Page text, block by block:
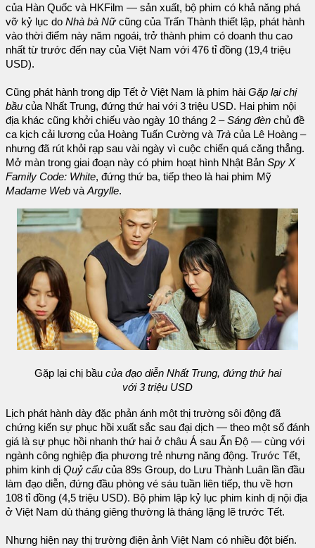
của Hàn Quốc và HKFilm — sản xuất, bộ phim có khả năng phá
vỡ kỷ lục do Nhà bà Nữcũng của Trấn Thành thiết lập, phát hành
vào thời điểm này năm ngoái, trở thành phim có doanh thu cao
nhất từ trước đến nay của Việt Nam với 476 tỉ đồng (19,4 triệu
USD).
Cũng phát hành trong dịp Tết ở Việt Nam là phim hài Gặp lại chị
bầu của Nhất Trung, đứng thứ hai với 3 triệu USD. Hai phim nội
địa khác cũng khởi chiếu vào ngày 10 tháng 2 –Sáng đèn chủ đề
ca kịch cải lương của Hoàng Tuấn Cường và Trà của Lê Hoàng –
nhưng đã rút khỏi rạp sau vài ngày vì cuộc chiến quá căng thẳng.
Mở màn trong giai đoạn này có phim hoạt hình Nhật Bản Spy X
Family Code: White, đứng thứ ba, tiếp theo là hai phim Mỹ
Madame Web và Argylle.
Gặp lại chị bầucủa đạo diễn Nhất Trung, đứng thứ hai
với 3 triệu USD
Lịch phát hành dày đặc phản ánh một thị trường sôi động đã
chứng kiến sự phục hồi xuất sắc sau đại dịch — theo một số đánh
giá là sự phục hồi nhanh thứ hai ở châu Á sau Ấn Độ — cùng với
ngành công nghiệp địa phương trẻ nhưng năng động. Trước Tết,
phim kinh dị Quỷ cẩu của 89s Group, do Lưu Thành Luân lần đầu
làm đạo diễn, đứng đầu phòng vé sáu tuần liên tiếp, thu về hơn
108 tỉ đồng (4,5 triệu USD). Bộ phim lập kỷ lục phim kinh dị nội địa
ở Việt Nam dù tháng giêng thường là tháng lặng lẽ trước Tết.
Nhưng hiện nay thị trường điện ảnh Việt Nam có nhiều đột biến.